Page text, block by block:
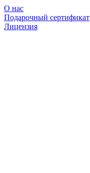
О нас
Подарочный сертификат
Лицензия